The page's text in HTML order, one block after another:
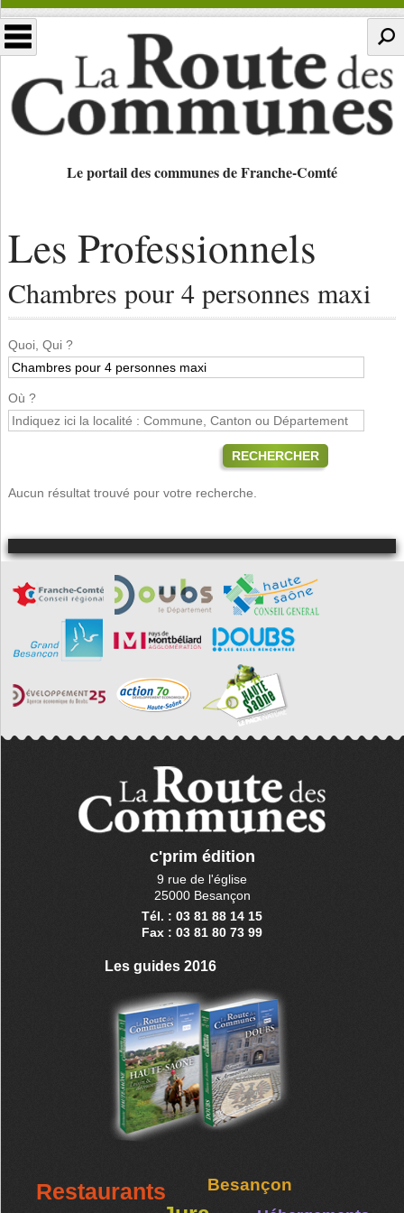
Le portail des communes de Franche-Comté
Les Professionnels
Chambres pour 4 personnes maxi
Quoi, Qui ?
Où ?
RECHERCHER
Aucun résultat trouvé pour votre recherche.
c'prim édition
9 rue de l'église
25000 Besançon
Tél. : 03 81 88 14 15
Fax : 03 81 80 73 99
Les guides 2016
Restaurants Besançon